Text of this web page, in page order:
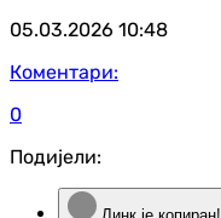
05.03.2026 10:48
Коментари:
0
Подијели: